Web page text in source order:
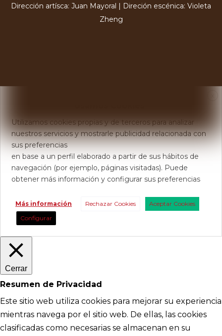
Dirección artísca: Juan Mayoral | Direción escénica: Violeta
Zheng
Utilizamos cookies propias y de terceros para analizar
nuestros servicios y mostrarle publicidad relacionada con
sus preferencias
en base a un perfil elaborado a partir de sus hábitos de
navegación (por ejemplo, páginas visitadas). Puede
obtener más información y configurar sus preferencias
Más información Rechazar Cookies
Aceptar Cookies
Configurar
Cerrar
Resumen de Privacidad
Este sitio web utiliza cookies para mejorar su experiencia
mientras navega por el sitio web. De ellas, las cookies
clasificadas como necesarias se almacenan en su